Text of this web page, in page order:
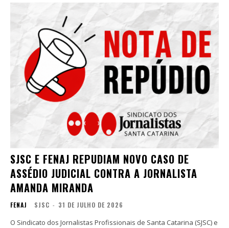
SJSC E FENAJ REPUDIAM NOVO CASO DE
ASSÉDIO JUDICIAL CONTRA A JORNALISTA
AMANDA MIRANDA
FENAJ SJSC - 31 DE JULHO DE 2026
O Sindicato dos Jornalistas Profissionais de Santa Catarina (SJSC) e